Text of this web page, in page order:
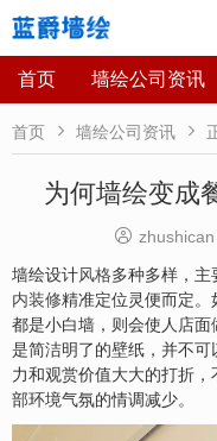
首页 墙绘公司资讯
首页  墙绘公司资讯 
为何墙绘变成

墙绘设计风格多种多样，主
内装修精准定位灵便而定。
都是小白墙，则会使人店
是简洁明了的壁纸，并不
力和观赏价值大大的打折
部环境气氛的情调减少。